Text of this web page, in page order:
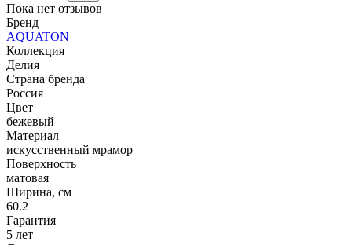
Пока нет отзывов
Бренд
AQUATON
Коллекция
Делия
Страна бренда
Россия
Цвет
бежевый
Материал
искусственный мрамор
Поверхность
матовая
Ширина, см
60.2
Гарантия
5 лет